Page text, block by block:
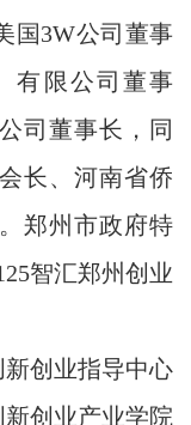
国3W公司董事
有限公司董事
司董事长，同
长、河南省侨
郑州市政府特
智汇郑州创业
新创业指导中心
新创业产业学院